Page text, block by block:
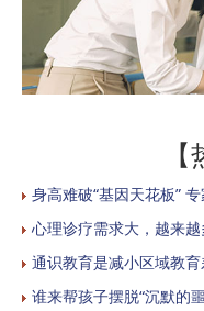
身高难破“基因天花板”
心理诊疗需求大，越来越
通识教育是减小区域教
谁来帮孩子摆脱“沉默的